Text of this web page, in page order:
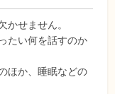
せません。
たい何を話すのか
ほか、睡眠などの